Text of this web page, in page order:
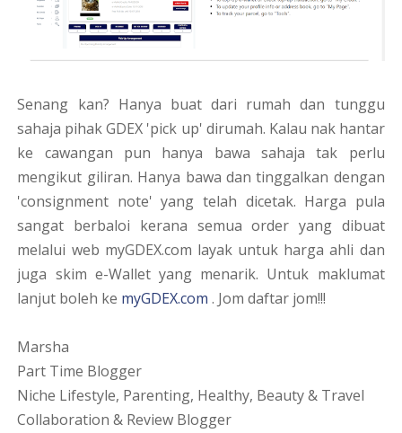
Senang kan? Hanya buat dari rumah dan tunggu
sahaja pihak GDEX 'pick up' dirumah. Kalau nak hantar
ke cawangan pun hanya bawa sahaja tak perlu
mengikut giliran. Hanya bawa dan tinggalkan dengan
'consignment note' yang telah dicetak. Harga pula
sangat berbaloi kerana semua order yang dibuat
melalui web myGDEX.com layak untuk harga ahli dan
juga skim e-Wallet yang menarik. Untuk maklumat
lanjut boleh ke myGDEX.com . Jom daftar jom!!!
Marsha
Part Time Blogger
Niche Lifestyle, Parenting, Healthy, Beauty & Travel
Collaboration & Review Blogger